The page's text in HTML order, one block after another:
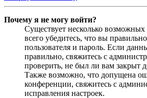
Почему я не могу войти?
Существует несколько
всего убедитесь, что вы
пользователя и пароль. Если
правильно, свяжитесь с
проверить, не был ли вам закрыт
Также возможно, что допущена
конференции, свяжитесь с
исправления настроек.